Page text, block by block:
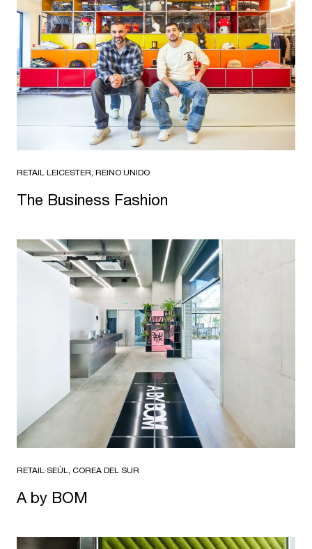
RETAIL·LEICESTER, REINO UNIDO
The Business Fashion
RETAIL·SEÚL, COREA DEL SUR
A by BOM